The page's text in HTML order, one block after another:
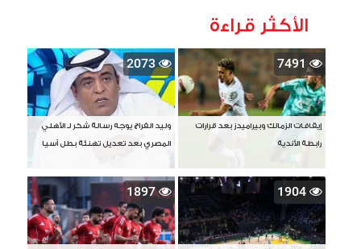
الأكثر قراءة
7491
إيقافات الزمالك وبيراميدز بعد قرارات
رابطة الأندية
2073
وليد الفراج يوجه رسالة شكر لـ الأهلي
المصري بعد تعديل تهنئة بطل آسيا
1904
1897